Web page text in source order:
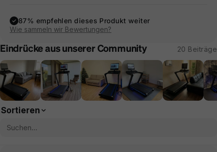
✓ 87% empfehlen dieses Produkt weiter
Wie sammeln wir Bewertungen?
Eindrücke aus unserer Community 20 Beiträge
Sortieren